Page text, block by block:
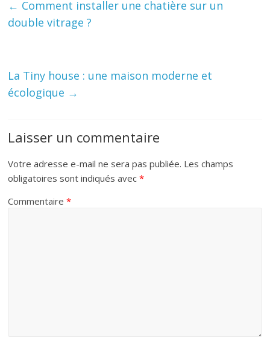
← Comment installer une chatière sur un
double vitrage ?
La Tiny house : une maison moderne et
écologique →
Laisser un commentaire
Votre adresse e-mail ne sera pas publiée. Les champs
obligatoires sont indiqués avec*
Commentaire*